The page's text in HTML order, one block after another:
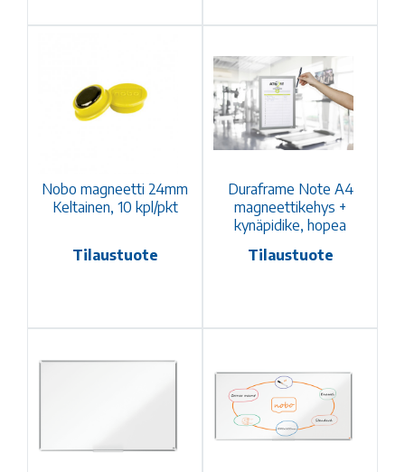
Nobo magneetti 24mm
Keltainen, 10 kpl/pkt
Tilaustuote
Duraframe Note A4
magneettikehys +
kynäpidike, hopea
Tilaustuote